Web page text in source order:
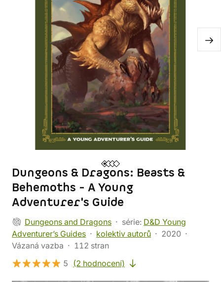
Dungeons & Dragons: Beasts &
Behemoths - A Young
Adventurer's Guide
Dungeons and Dragons série: D&D Young
Adventurer’s Guides
kolektiv autorů
2020
Vázaná vazba
112 stran
5
(2 hodnocení)